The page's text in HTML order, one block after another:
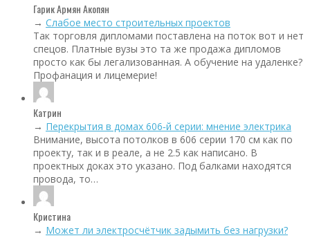
Гарик Армян Акопян
→ Слабое место строительных проектов
Так торговля дипломами поставлена на поток вот и нет
спецов. Платные вузы это та же продажа дипломов
просто как бы легализованная. А обучение на удаленке?
Профанация и лицемерие!
Катрин
→ Перекрытия в домах 606‑й серии: мнение электрика
Внимание, высота потолков в 606 серии 170 см как по
проекту, так и в реале, а не 2.5 как написано. В
проектных доках это указано. Под балками находятся
провода, то…
Кристина
→ Может ли электросчётчик задымить без нагрузки?